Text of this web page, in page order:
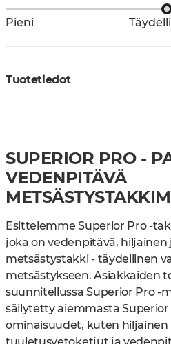
Pieni
Tuotetiedot
SUPERIOR PRO -
VEDENPITÄVÄ
Esittelemme Superior Pro -
joka on vedenpitävä, hiljainen
metsästystakki - täydellinen
metsästykseen. Asiakkaiden
suunnitellussa Superior Pro -
säilytetty aiemmasta
ominaisuudet, kuten hiljainen
tuuletusvetoketjut ja